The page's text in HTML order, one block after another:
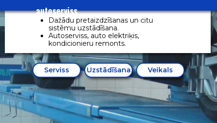
Veikals
Uzstādīšana
Serviss
autoserviss
Dažādu pretaizdzīšanas un citu
sistēmu uzstādīšana.
Autoserviss, auto elektriķis,
kondicionieru remonts.